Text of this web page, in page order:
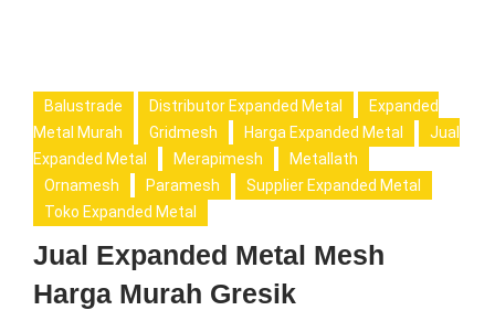
Balustrade Distributor Expanded Metal
Expanded
Metal Murah
Gridmesh Harga Expanded Metal
Jual
Expanded Metal
Merapimesh
Metallath
Ornamesh
Paramesh
Supplier Expanded Metal
Toko Expanded Metal
Jual Expanded Metal Mesh
Harga Murah Gresik